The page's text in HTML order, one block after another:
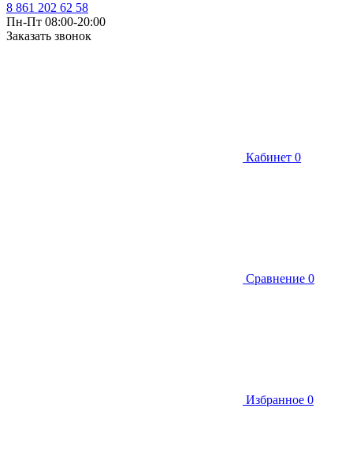
8 861 202 62 58
Пн-Пт 08:00-20:00
Заказать звонок
Кабинет 0
Сравнение 0
Избранное 0